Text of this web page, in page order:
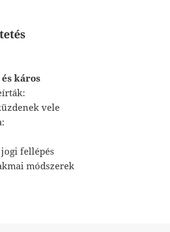
káros
vele
fellépés
módszerek